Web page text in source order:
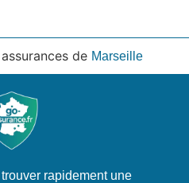
de Marseille
rapidement une